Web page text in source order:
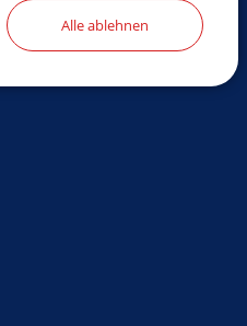
Alle ablehnen